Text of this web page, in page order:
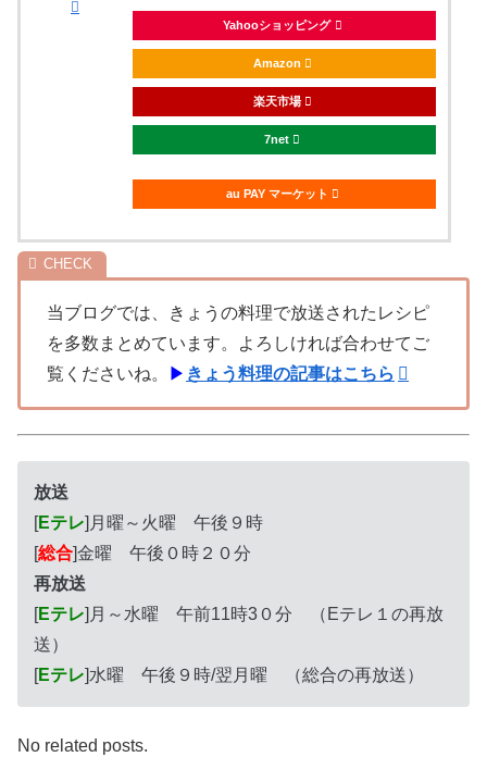
Yahooショッピング
Amazon
楽天市場
7net
au PAY マーケット
当ブログでは、きょうの料理で放送されたレシピ
を多数まとめています。よろしければ合わせてご
覧くださいね。
▶ きょう料理の記事はこちら
放送
[Eテレ]月曜～火曜 午後９時
[総合]金曜 午後０時２０分
再放送
[Eテレ]月～水曜 午前11時3０分 （Eテレ１の再放
送）
[Eテレ]水曜 午後９時/翌月曜 （総合の再放送）
No related posts.